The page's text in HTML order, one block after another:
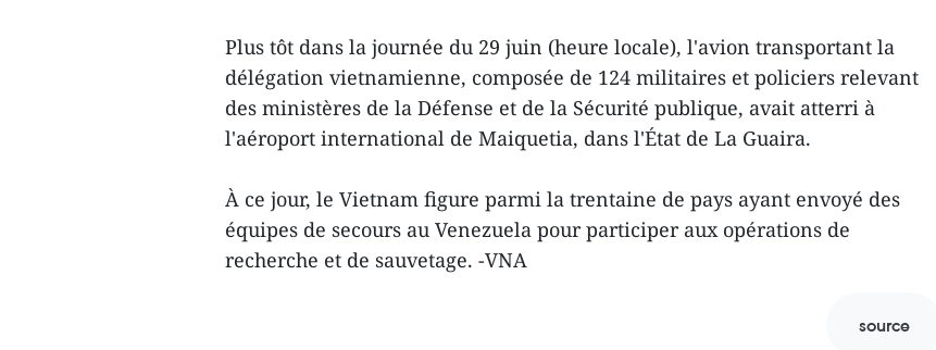
Plus tôt dans la journée du 29 juin (heure locale), l'avion transportant la
délégation vietnamienne, composée de 124 militaires et policiers relevant
des ministères de la Défense et de la Sécurité publique, avait atterri à
l'aéroport international de Maiquetia, dans l'État de La Guaira.
À ce jour, le Vietnam figure parmi la trentaine de pays ayant envoyé des
équipes de secours au Venezuela pour participer aux opérations de
recherche et de sauvetage. -VNA
source